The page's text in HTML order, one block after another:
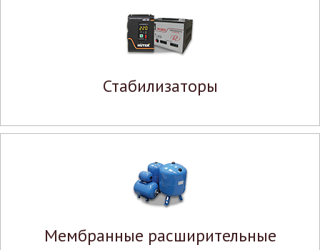
Стабилизаторы
Мембранные расширительные